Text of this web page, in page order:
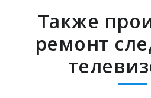
Также
ремонт